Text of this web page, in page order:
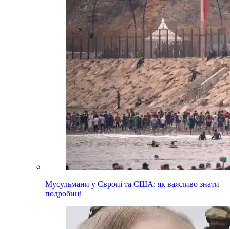
Мусульмани у Європі та США: як важливо знати
подробиці